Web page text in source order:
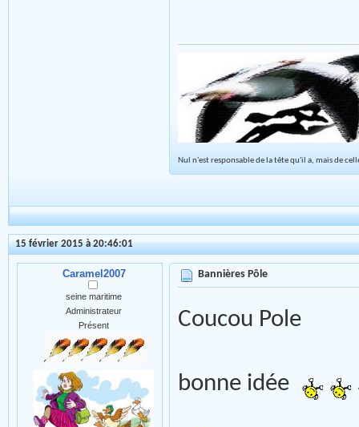
Nul n'est responsable de la tête qu'il a, mais de
15 février 2015 à 20:46:01
Caramel2007
seine maritime
Administrateur
Présent
Bannières Pôle
Coucou Pole
bonne idée